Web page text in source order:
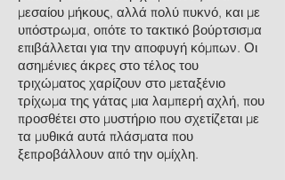
μεσαίου μήκους, αλλά πολύ πυκνό, και με
υπόστρωμα, οπότε το τακτικό βούρτσισμα
επιβάλλεται για την αποφυγή κόμπων. Οι
ασημένιες άκρες στο τέλος του
τριχώματος χαρίζουν στο μεταξένιο
τρίχωμα της γάτας μια λαμπερή αχλή, που
προσθέτει στο μυστήριο που σχετίζεται με
τα μυθικά αυτά πλάσματα που
ξεπροβάλλουν από την ομίχλη.